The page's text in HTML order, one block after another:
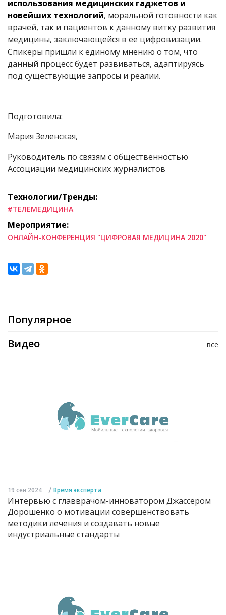
использования медицинских гаджетов и
новейших технологий, моральной готовности как
врачей, так и пациентов к данному витку развития
медицины, заключающейся в ее цифровизации.
Спикеры пришли к единому мнению о том, что
данный процесс будет развиваться, адаптируясь
под существующие запросы и реалии.
Подготовила:
Мария Зеленская,
Руководитель по связям с общественностью
Ассоциации медицинских журналистов
Технологии/Тренды:
#ТЕЛЕМЕДИЦИНА
Мероприятие:
ОНЛАЙН-КОНФЕРЕНЦИЯ "ЦИФРОВАЯ МЕДИЦИНА 2020"
Популярное
все
Видео
19 сен 2024 / Время эксперта
Интервью с главврачом-инноватором Джассером
Дорошенко о мотивации совершенствовать
методики лечения и создавать новые
индустриальные стандарты